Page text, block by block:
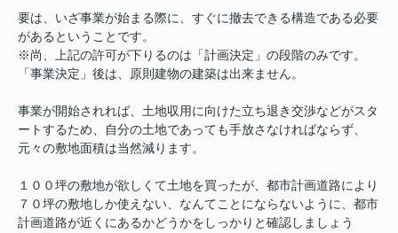
要は、いざ事業が始まる際に、すぐに撤去できる構造である必要
があるということです。
※尚、上記の許可が下りるのは「計画決定」の段階のみです。
「事業決定」後は、原則建物の建築は出来ません。
事業が開始されれば、土地収用に向けた立ち退き交渉などがスタ
ートするため、自分の土地であっても手放さなければならず、
元々の敷地面積は当然減ります。
１００坪の敷地が欲しくて土地を買ったが、都市計画道路により
７０坪の敷地しか使えない、なんてことにならないように、都市
計画道路が近くにあるかどうかをしっかりと確認しましょう